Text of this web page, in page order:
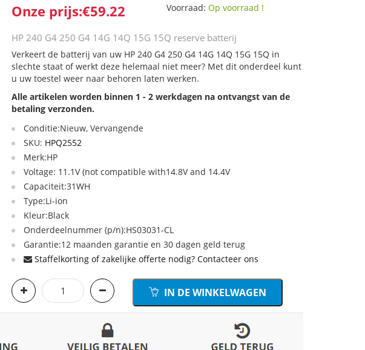
Onze prijs:€59.22 Voorraad:Op voorraad !
HP 240 G4 250 G4 14G 14Q 15G 15Q reserve batterij
Verkeert de batterij van uw HP 240 G4 250 G4 14G 14Q 15G 15Q in
slechte staat of werkt deze helemaal niet meer? Met dit onderdeel kunt
u uw toestel weer naar behoren laten werken.
Alle artikelen worden binnen 1 - 2 werkdagen na ontvangst van de
betaling verzonden.
Conditie:Nieuw, Vervangende
SKU: HPQ2552
Merk:HP
Voltage: 11.1V (not compatible with14.8V and 14.4V
Capaciteit:31WH
Type:Li-ion
Kleur:Black
Onderdeelnummer (p/n):HS03031-CL
Garantie:12 maanden garantie en 30 dagen geld terug
Staffelkorting of zakelijke offerte nodig? Contacteer ons
IN DE WINKELWAGEN